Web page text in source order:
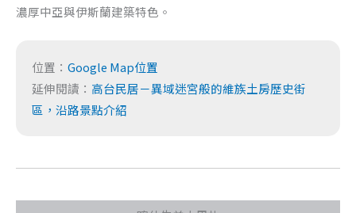
濃厚中亞與伊斯蘭建築特色。
位置： Google Map位置
延伸閱讀： 高台民居－異域迷宮般的維族土房歷史街
區，沿路景點介紹